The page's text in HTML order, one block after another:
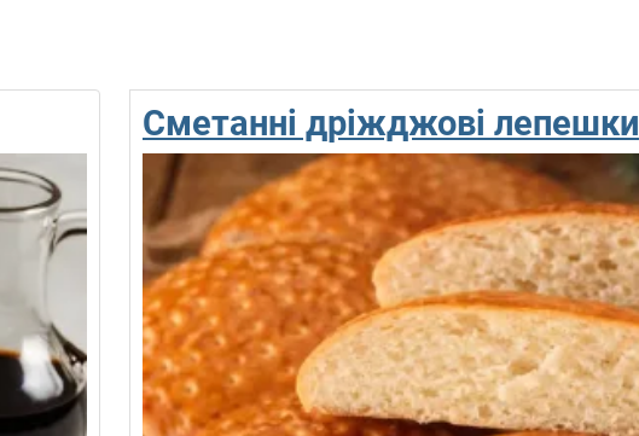
Сметанні дріжджові лепешки